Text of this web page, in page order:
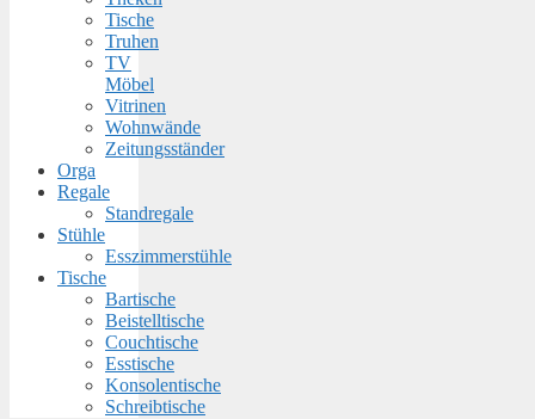
Tische
Truhen
TV
Möbel
Vitrinen
Wohnwände
Zeitungsständer
Orga
Regale
Standregale
Stühle
Esszimmerstühle
Tische
Bartische
Beistelltische
Couchtische
Esstische
Konsolentische
Schreibtische